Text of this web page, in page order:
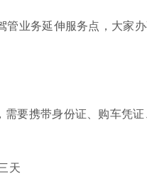
业务延伸服务点，大家
要携带身份证、购车凭
天